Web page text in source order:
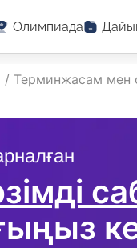
Олимпиада
/ Терминжасам мен